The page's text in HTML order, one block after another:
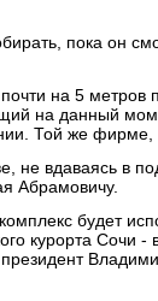
пока он
на 5
на данный
Той же фирме,
не вдаваясь в
Абрамовичу.
будет
курорта Сочи